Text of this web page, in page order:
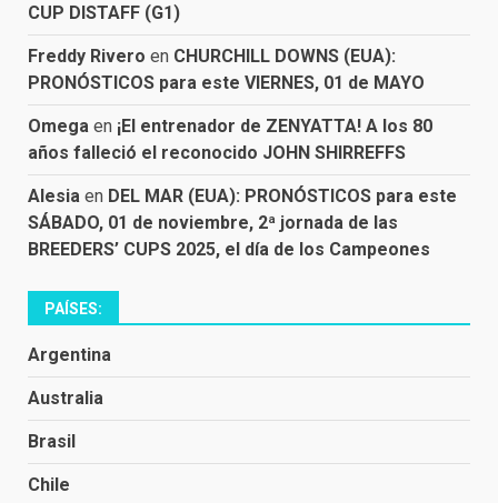
CUP DISTAFF (G1)
Freddy Rivero en CHURCHILL DOWNS (EUA):
PRONÓSTICOS para este VIERNES, 01 de MAYO
Omega en ¡El entrenador de ZENYATTA! A los 80
años falleció el reconocido JOHN SHIRREFFS
Alesia en DEL MAR (EUA): PRONÓSTICOS para este
SÁBADO, 01 de noviembre, 2ª jornada de las
BREEDERS’ CUPS 2025, el día de los Campeones
PAÍSES:
Argentina
Australia
Brasil
Chile